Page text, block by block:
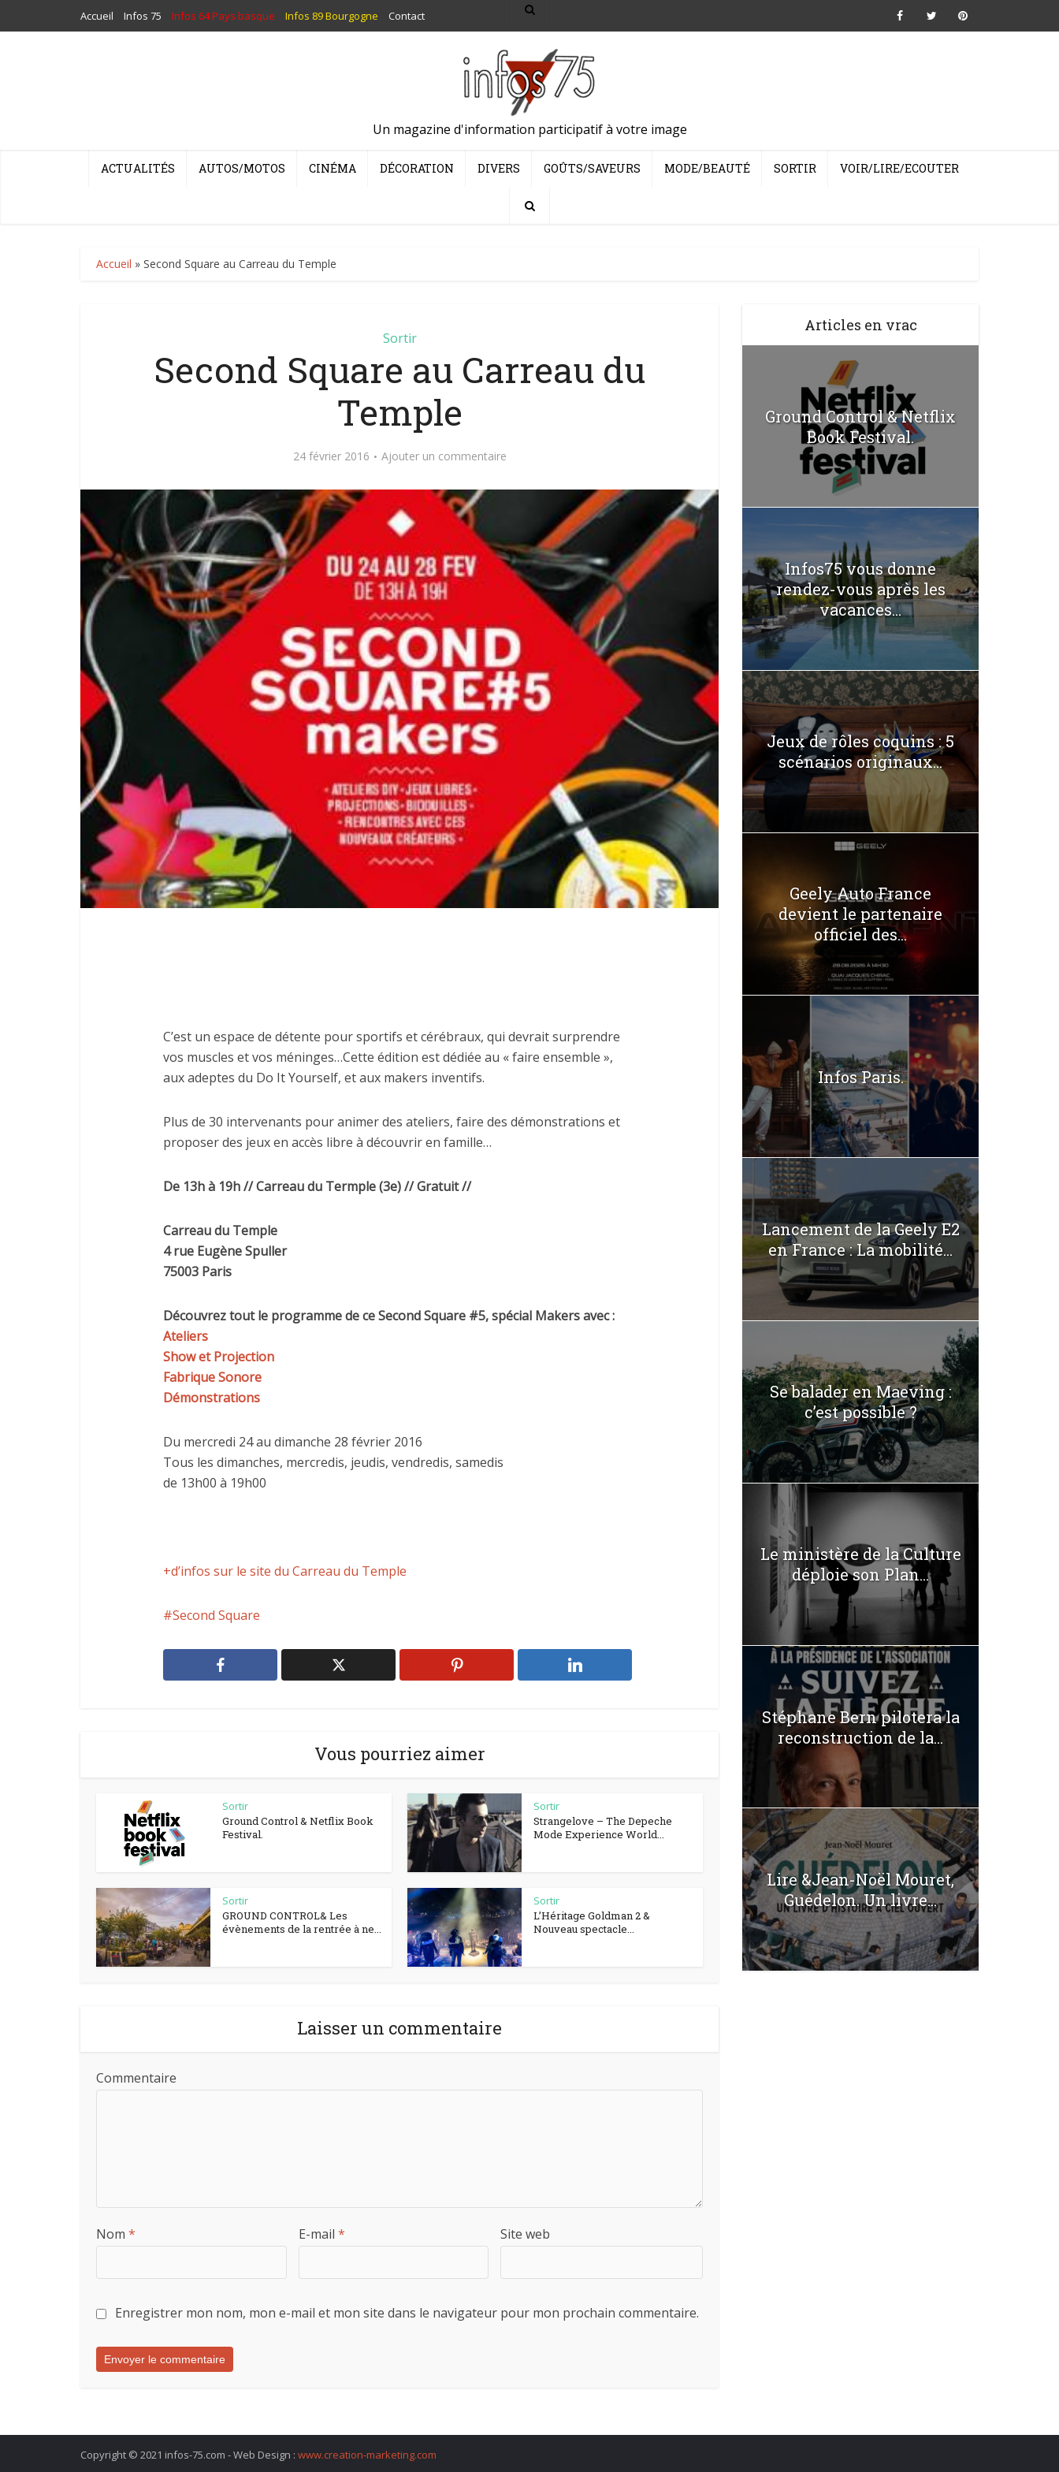
Accueil Infos 75 Infos 64 Pays basque Infos 89 Bourgogne Contact
Un magazine d'information participatif à votre image
ACTUALITÉS AUTOS/MOTOS CINÉMA DÉCORATION DIVERS GOÛTS/SAVEURS MODE/BEAUTÉ SORTIR VOIR/LIRE/ECOUTER
Accueil » Second Square au Carreau du Temple
Sortir
Second Square au Carreau du
Temple
24 février 2016 Ajouter un commentaire
C’est un espace de détente pour sportifs et cérébraux, qui devrait surprendre
vos muscles et vos méninges…Cette édition est dédiée au « faire ensemble »,
aux adeptes du Do It Yourself, et aux makers inventifs.
Plus de 30 intervenants pour animer des ateliers, faire des démonstrations et
proposer des jeux en accès libre à découvrir en famille…
De 13h à 19h // Carreau du Termple (3e) // Gratuit //
Carreau du Temple
4 rue Eugène Spuller
75003 Paris
Découvrez tout le programme de ce Second Square #5, spécial Makers avec :
Ateliers
Show et Projection
Fabrique Sonore
Démonstrations
Du mercredi 24 au dimanche 28 février 2016
Tous les dimanches, mercredis, jeudis, vendredis, samedis
de 13h00 à 19h00
+d’infos sur le site du Carreau du Temple
Second Square
Vous pourriez aimer
Sortir
Ground Control & Netflix Book
Festival.
Sortir
Strangelove – The Depeche
Mode Experience World...
Sortir
GROUND CONTROL& Les
évènements de la rentrée à ne...
Sortir
L’Héritage Goldman 2 &
Nouveau spectacle...
Laisser un commentaire
Commentaire
Nom * E-mail * Site web
Enregistrer mon nom, mon e-mail et mon site dans le navigateur pour mon prochain commentaire.
Articles en vrac
Ground Control & Netflix
Book Festival.
Infos75 vous donne
rendez-vous après les
vacances...
Jeux de rôles coquins : 5
scénarios originaux...
Geely Auto France
devient le partenaire
officiel des...
Infos Paris.
Lancement de la Geely E2
en France : La mobilité...
Se balader en Maeving :
c’est possible ?
Le ministère de la Culture
déploie son Plan...
Stéphane Bern pilotera la
reconstruction de la...
Lire &Jean-Noël Mouret,
Guédelon. Un livre...
Copyright © 2021 infos-75.com - Web Design : www.creation-marketing.com